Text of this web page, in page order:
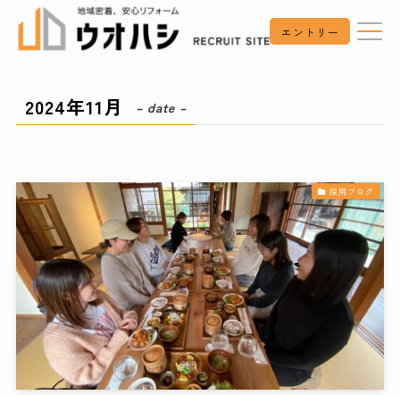
エントリー
2024年11月 – date –
採用ブログ